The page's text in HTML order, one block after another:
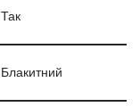
Так
Блакитний